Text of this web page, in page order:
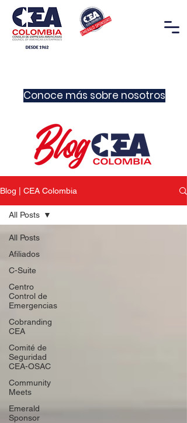
Conoce más sobre nosotros
Blog | CEA Colombia
All Posts
Afiliados
C-Suite
Centro
Control de
Emergencias
Cobranding
CEA
Comité de
Seguridad
CEA-OSAC
Community
Meets
Emerald
Sponsor
All Posts